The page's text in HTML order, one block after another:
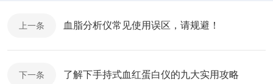
上一条 血脂分析仪常见使用误区，请规避！
下一条 了解下手持式血红蛋白仪的九大实用攻略